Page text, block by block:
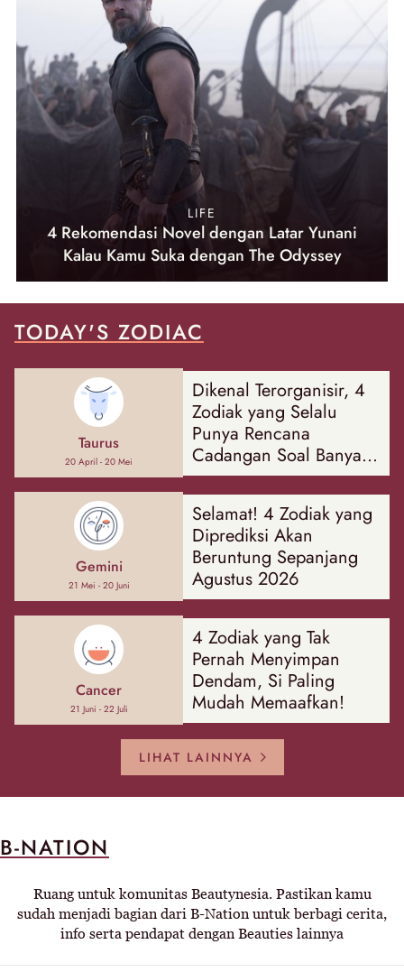
LIFE
4 Rekomendasi Novel dengan Latar Yunani
Kalau Kamu Suka dengan The Odyssey
TODAY'S ZODIAC
Taurus
20 April - 20 Mei
Dikenal Terorganisir, 4
Zodiak yang Selalu
Punya Rencana
Cadangan Soal Banyak
Hal
Gemini
21 Mei - 20 Juni
Selamat! 4 Zodiak yang
Diprediksi Akan
Beruntung Sepanjang
Agustus 2026
Cancer
21 Juni - 22 Juli
4 Zodiak yang Tak
Pernah Menyimpan
Dendam, Si Paling
Mudah Memaafkan!
LIHAT LAINNYA
B-NATION
Ruang untuk komunitas Beautynesia. Pastikan kamu
sudah menjadi bagian dari B-Nation untuk berbagi cerita,
info serta pendapat dengan Beauties lainnya